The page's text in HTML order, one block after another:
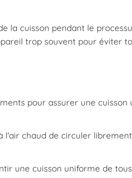
la cuisson pendant le
trop souvent pour éviter
pour assurer une cuisson
l'air chaud de circuler
une cuisson uniforme de